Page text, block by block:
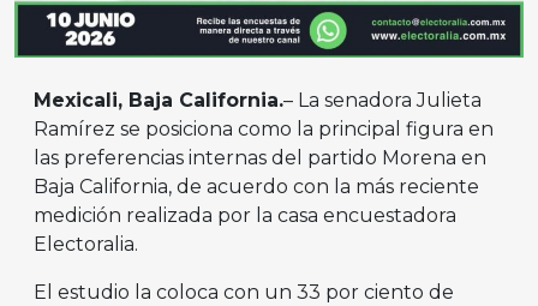
Mexicali, Baja California.– La senadora Julieta
Ramírez se posiciona como la principal figura en
las preferencias internas del partido Morena en
Baja California, de acuerdo con la más reciente
medición realizada por la casa encuestadora
Electoralia.
El estudio la coloca con un 33 por ciento de